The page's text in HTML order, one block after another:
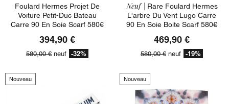
Foulard Hermes Projet De
Voiture Petit-Duc Bateau
Carre 90 En Soie Scarf 580€
394,90 €
580,00 € neuf -32%
Neuf | Rare Foulard Hermes
L'arbre Du Vent Lugo Carre
90 En Soie Boite Scarf 580€
469,90 €
580,00 € neuf -19%
Nouveau Nouveau